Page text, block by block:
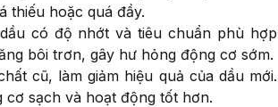
thiếu hoặc quá đầy.
có độ nhớt và tiêu chuẩn phù hợp
bôi trơn, gây hư hỏng động cơ sớm.
cũ, làm giảm hiệu quả của dầu mới.
sạch và hoạt động tốt hơn.